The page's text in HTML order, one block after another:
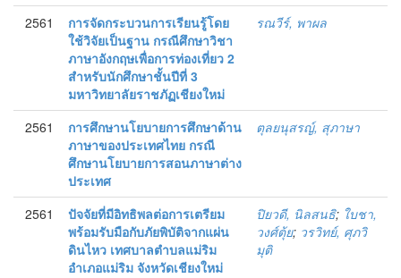
2561
การจัดกระบวนการเรียนรู้โดย
ใช้วิจัยเป็นฐาน กรณีศึกษาวิชา
ภาษาอังกฤษเพื่อการท่องเที่ยว 2
สำหรับนักศึกษาชั้นปีที่ 3
มหาวิทยาลัยราชภัฏเชียงใหม่
รณวีร์, พาผล
2561
การศึกษานโยบายการศึกษาด้าน
ภาษาของประเทศไทย กรณี
ศึกษานโยบายการสอนภาษาต่าง
ประเทศ
ตุลยนุสรญ์, สุภาษา
2561
ปัจจัยที่มีอิทธิพลต่อการเตรียม
พร้อมรับมือกับภัยพิบัติจากแผ่น
ดินไหว เทศบาลตำบลแม่ริม
อำเภอแม่ริม จังหวัดเชียงใหม่
ปิยวดี, นิลสนธิ; ใบชา,
วงศ์ตุ้ย; วรวิทย์, ศุภวิ
มุติ